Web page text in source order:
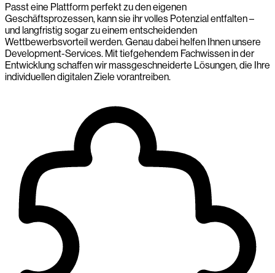
Passt eine Plattform perfekt zu den eigenen
Geschäftsprozessen, kann sie ihr volles Potenzial entfalten –
und langfristig sogar zu einem entscheidenden
Wettbewerbsvorteil werden. Genau dabei helfen Ihnen unsere
Development-Services. Mit tiefgehendem Fachwissen in der
Entwicklung schaffen wir massgeschneiderte Lösungen, die Ihre
individuellen digitalen Ziele vorantreiben.